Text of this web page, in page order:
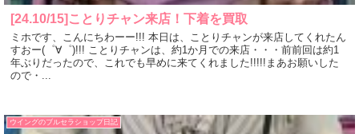
[24.10/15]ことりチャン来店！下着を買取
ミホです、こんにちわーー!!! 本日は、ことりチャンが来店してくれたん
すおー(゜∀゜)!!! ことりチャンは、約1か月での来店・・・前前回は約1
年ぶりだったので、これでも早めに来てくれました!!!!!まあお願いした
ので・...
ウイングのブルセラショップ日記